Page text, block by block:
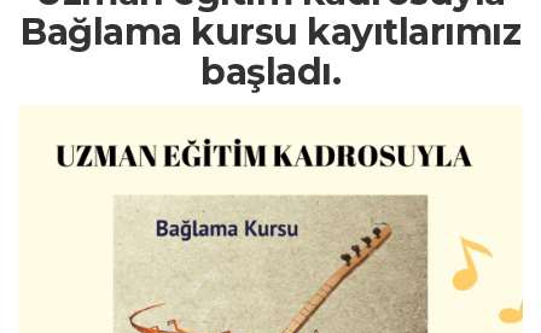
Bağlama kursu kayıtlarımız
başladı.